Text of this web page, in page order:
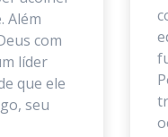
Além
com
líder
que ele
seu